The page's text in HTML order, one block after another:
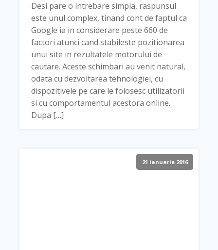
Desi pare o intrebare simpla, raspunsul
este unul complex, tinand cont de faptul ca
Google ia in considerare peste 660 de
factori atunci cand stabileste pozitionarea
unui site in rezultatele motorului de
cautare. Aceste schimbari au venit natural,
odata cu dezvoltarea tehnologiei, cu
dispozitivele pe care le folosesc utilizatorii
si cu comportamentul acestora online.
Dupa […]
21 ianuarie 2016